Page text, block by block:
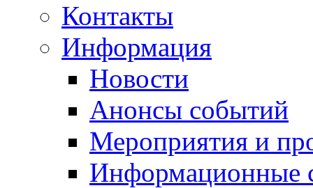
Контакты
Информация
Новости
Анонсы событий
Мероприятия и
Информационные